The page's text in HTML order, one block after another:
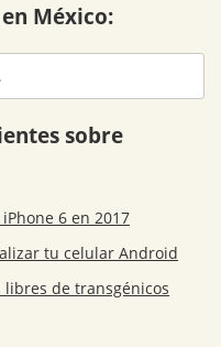
México:
sobre
6 en 2017
tu celular Android
libres de transgénicos